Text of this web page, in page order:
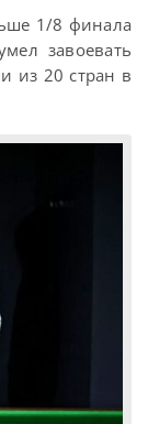
1/8 финала
завоевать
из 20 стран в